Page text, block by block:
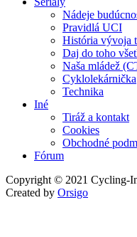
Nádeje
Pravidlá UCI
História vývoja
Daj do toho
Naša mládež
Cyklolekárnička
Technika
Iné
Tiráž a kontakt
Cookies
Obchodné
Fórum
Copyright © 2021 Cycling-
Created by Orsigo